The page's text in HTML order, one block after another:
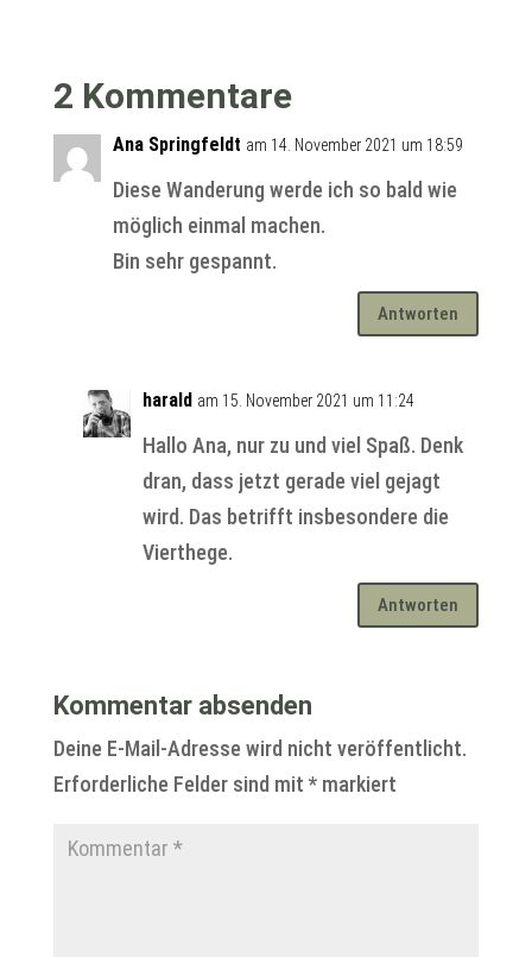
2 Kommentare
Ana Springfeldt am 14. November 2021 um 18:59
Diese Wanderung werde ich so bald wie
möglich einmal machen.
Bin sehr gespannt.
Antworten
harald am 15. November 2021 um 11:24
Hallo Ana, nur zu und viel Spaß. Denk
dran, dass jetzt gerade viel gejagt
wird. Das betrifft insbesondere die
Vierthege.
Antworten
Kommentar absenden
Deine E-Mail-Adresse wird nicht veröffentlicht.
Erforderliche Felder sind mit *markiert